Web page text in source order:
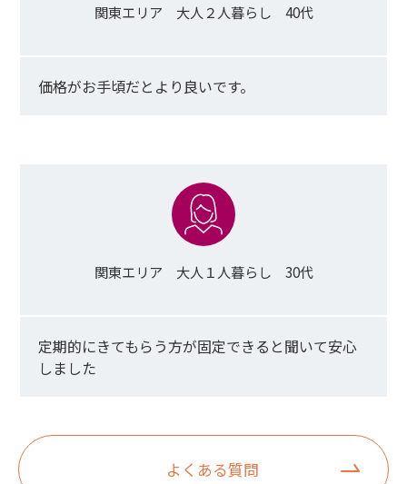
関東エリア 大人２人暮らし 40代
価格がお手頃だとより良いです。
関東エリア 大人１人暮らし 30代
定期的にきてもらう方が固定できると聞いて安心
しました
よくある質問